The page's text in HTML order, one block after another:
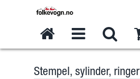
Stempel, sylinder, ringer